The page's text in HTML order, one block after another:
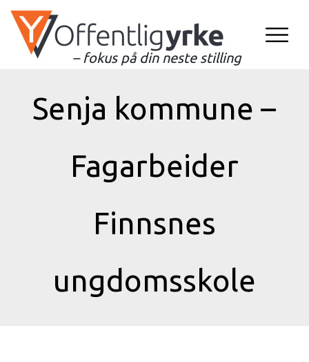
– fokus på din neste stilling
Senja kommune –
Fagarbeider
Finnsnes
ungdomsskole